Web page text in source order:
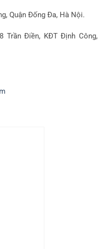
Quận Đống Đa, Hà Nội.
Trần Điền, KĐT Định Công,